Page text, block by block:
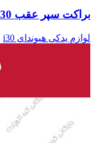
براکت سپر عقب i30
لوازم یدکی هیوندای i30